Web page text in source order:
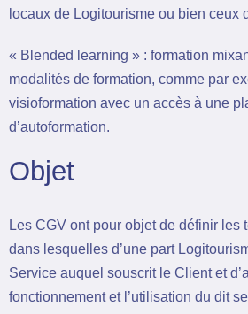
locaux de Logitourisme ou bien ceux
« Blended learning » : formation
modalités de formation, comme par
visioformation avec un accès à une
d’autoformation.
Objet
Les CGV ont pour objet de définir les
dans lesquelles d’une part
Service auquel souscrit le Client et
fonctionnement et l’utilisation du dit